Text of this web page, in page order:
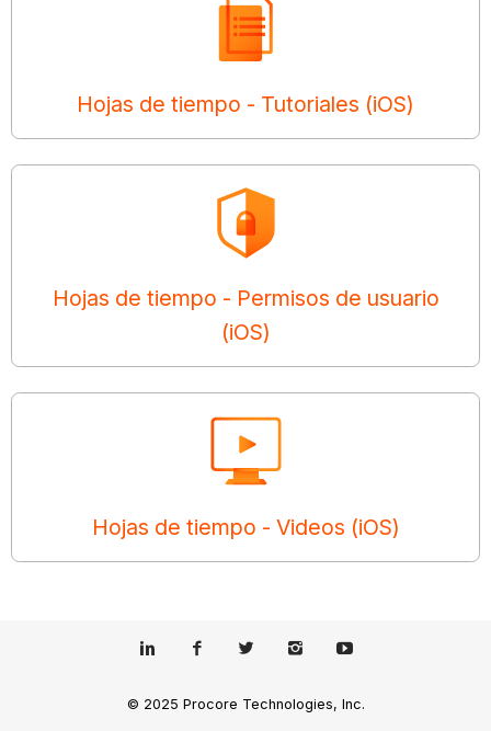
Hojas de tiempo - Tutoriales (iOS)
Hojas de tiempo - Permisos de usuario
(iOS)
Hojas de tiempo - Videos (iOS)
© 2025 Procore Technologies, Inc.